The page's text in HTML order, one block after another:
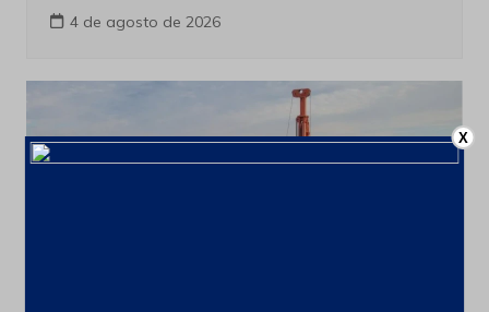
4 de agosto de 2026
X